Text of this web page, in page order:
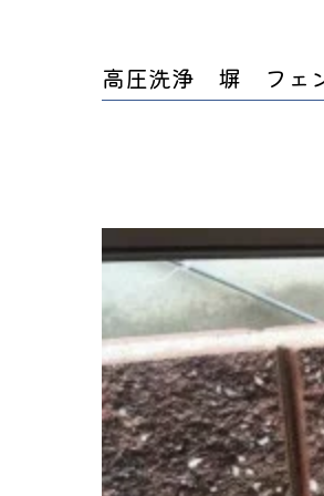
高圧洗浄 塀 フ